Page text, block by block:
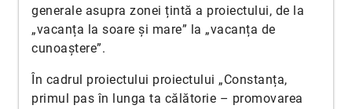
generale asupra zonei țintă a proiectului, de la
„vacanța la soare și mare” la „vacanța de
cunoaștere”.
În cadrul proiectului proiectului „Constanța,
primul pas în lunga ta călătorie – promovarea